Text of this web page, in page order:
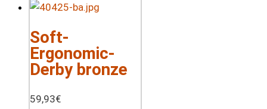
Soft-
Ergonomic-
Derby bronze
59,93€